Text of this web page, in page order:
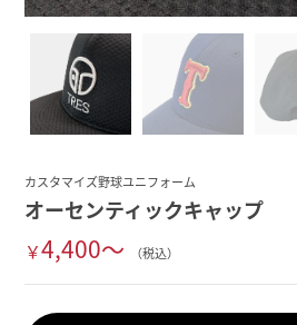
カスタマイズ野球ユニフォーム
オーセンティックキャップ
￥4,400～ （税込）